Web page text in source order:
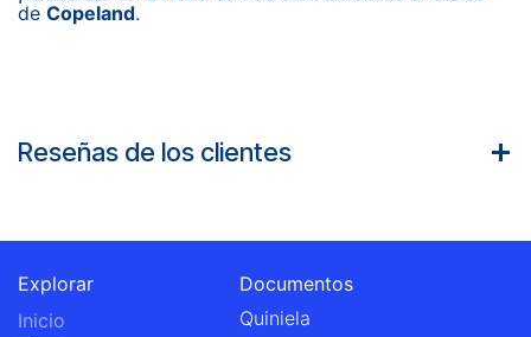
de Copeland.
Reseñas de los clientes
Explorar
Inicio
Documentos
Quiniela